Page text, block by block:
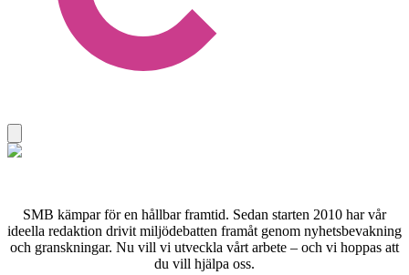
SMB kämpar för en hållbar framtid. Sedan starten 2010 har vår
ideella redaktion drivit miljödebatten framåt genom nyhetsbevakning
och granskningar. Nu vill vi utveckla vårt arbete – och vi hoppas att
du vill hjälpa oss.